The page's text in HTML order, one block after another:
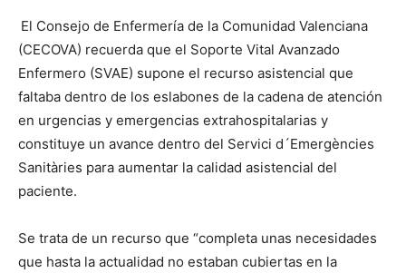
El Consejo de Enfermería de la Comunidad Valenciana
(CECOVA) recuerda que el Soporte Vital Avanzado
Enfermero (SVAE) supone el recurso asistencial que
faltaba dentro de los eslabones de la cadena de atención
en urgencias y emergencias extrahospitalarias y
constituye un avance dentro del Servici d´Emergències
Sanitàries para aumentar la calidad asistencial del
paciente.
Se trata de un recurso que “completa unas necesidades
que hasta la actualidad no estaban cubiertas en la